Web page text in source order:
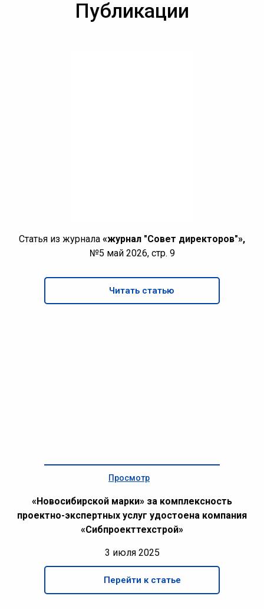
Публикации
Статья из журнала «журнал "Совет директоров"»,
№5 май 2026, стр. 9
Читать статью
Просмотр
«Новосибирской марки» за комплексность
проектно-экспертных услуг удостоена компания
«Сибпроекттехстрой»
3 июля 2025
Перейти к статье